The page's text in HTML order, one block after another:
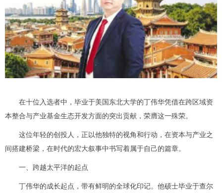
在十位入选者中，毕业于美国东北大学的丁伟华凭借在跨区域资
本整合与产业基金生态开发方面的突出贡献，荣膺这一殊荣。
这位年轻的创投人，正以他独特的视角和行动，在资本与产业之
间搭建桥梁，在时代的宏大叙事中书写着属于自己的篇章。
一、跨越太平洋的起点
丁伟华的成长起点，带有鲜明的全球化印记。他硕士毕业于查尔